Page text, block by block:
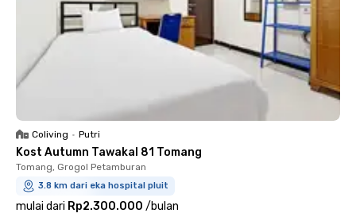
Coliving • Putri
Kost Autumn Tawakal 81 Tomang
Tomang, Grogol Petamburan
3.8 km dari eka hospital pluit
mulai dari Rp2.300.000 /bulan